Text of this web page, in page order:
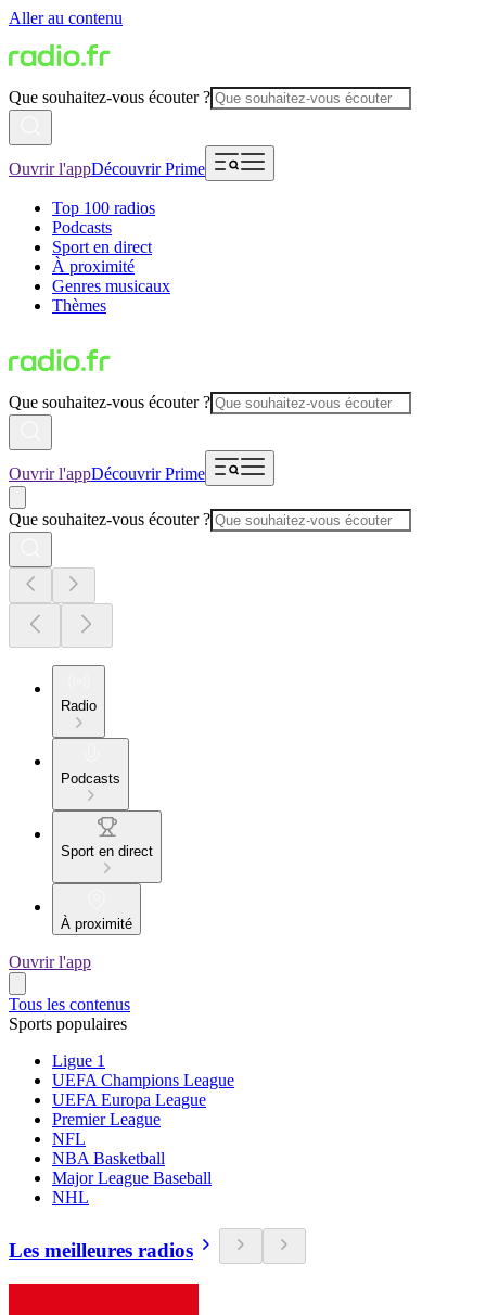
Aller au contenu
Que souhaitez-vous écouter ?
Ouvrir l'appDécouvrir Prime
Top 100 radios
Podcasts
Sport en direct
À proximité
Genres musicaux
Thèmes
Que souhaitez-vous écouter ?
Ouvrir l'appDécouvrir Prime
Que souhaitez-vous écouter ?
Radio
Podcasts
Sport en direct
À proximité
Ouvrir l'app
Tous les contenus
Sports populaires
Ligue 1
UEFA Champions League
UEFA Europa League
Premier League
NFL
NBA Basketball
Major League Baseball
NHL
Les meilleures radios